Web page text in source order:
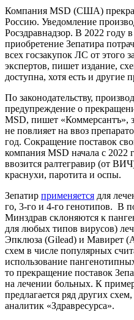
Компания MSD (США)
Россию. Уведомление
Росздравнадзор. В 2022 году
приобретение Зепатира
всех госзакупок ЛС от этого
экспертов, пишет издание,
доступна, хотя есть и другие
По законодательству,
предупреждение о
MSD, пишет «Коммерсантъ»,
не повлияет на ввоз
год. Сокращение поставок
компания MSD начала с 2022
ввозится ралтегравир (от
краснухи, паротита и оспы.
Зепатир применяется для
го, 3-го и 4-го генотипов. В
Минздрав склоняются к
для любых типов вирусов)
Эпклюза (Gilead) и Мавирет
схем в числе популярных
использование
то прекращение поставок
на лечении больных. К
предлагается ряд других
аналитик «Здравресурса».